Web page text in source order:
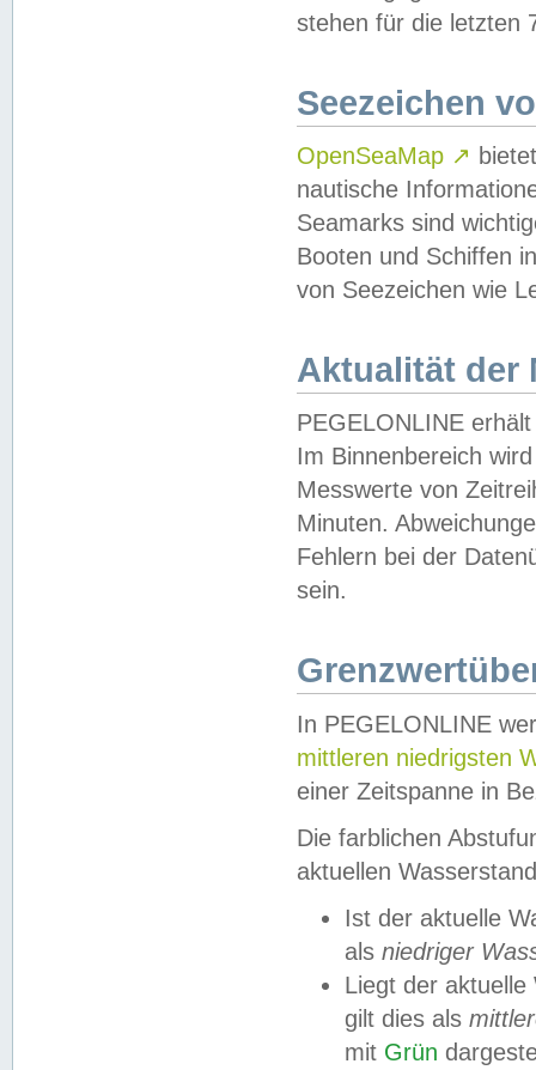
stehen für die letzten
Seezeichen
OpenSeaMap ↗
nautische
Seamarks sind
Booten und Schiffen
von Seezeichen wie
Aktualität der
PEGELONLINE
Im Binnenbereich
Messwerte von
Minuten.
Fehlern bei der
sein.
In PEGELONLINE
mittleren niedrigsten
einer Zeitspanne in
Die farblichen
aktuellen
Ist der aktuelle
als niedriger
Liegt der
gilt dies als
mit Grün